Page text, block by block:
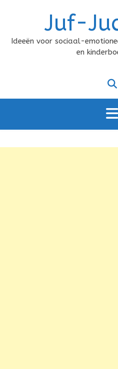
Juf-
Ideeën voor sociaal-
en